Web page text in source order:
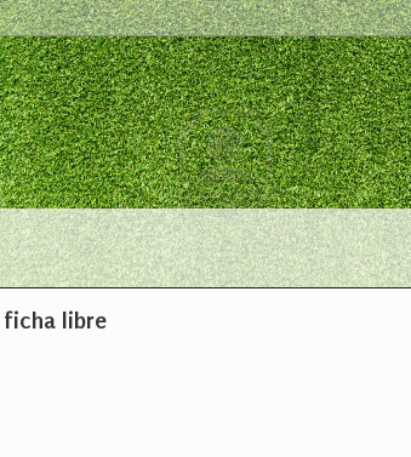
ficha libre